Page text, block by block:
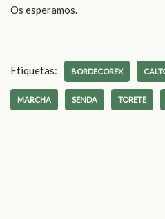
Os esperamos.
Etiquetas: BORDECOREX
MARCHA SENDA TORETE